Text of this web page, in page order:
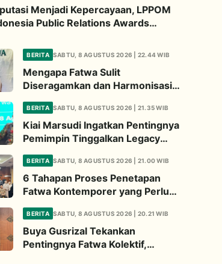
Menjadi Kepercayaan, LPPOM
Public Relations Awards
BERITA SABTU, 8 AGUSTUS 2026 | 22.44 WIB
Mengapa Fatwa Sulit
Diseragamkan dan Harmonisasi
Manhaj Penting? Ini Penjelasan
Kiai Cholil
BERITA SABTU, 8 AGUSTUS 2026 | 21.35 WIB
Kiai Marsudi Ingatkan Pentingnya
Pemimpin Tinggalkan Legacy
Nyata untuk Umat
BERITA SABTU, 8 AGUSTUS 2026 | 21.00 WIB
6 Tahapan Proses Penetapan
Fatwa Kontemporer yang Perlu
Diperhatikan
BERITA SABTU, 8 AGUSTUS 2026 | 20.21 WIB
Buya Gusrizal Tekankan
Pentingnya Fatwa Kolektif,